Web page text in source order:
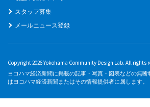
スタッフ募集
メールニュース登録
Copyright 2026 Yokohama Community Design Lab. All rights
ヨコハマ経済新聞に掲載の記事・写真・図表などの無
はヨコハマ経済新聞またはその情報提供者に属します。